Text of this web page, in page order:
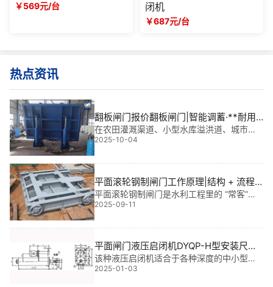
￥569元/台
闭机
￥687元/台
热点资讯
翻板闸门报价翻板闸门|智能调蓄·**耐用
的水利守护者
在农田灌溉渠道、小型水库溢洪道、城市景
观水系和山区河道治理中，翻板闸门正以低
的“隐形功臣”。它不仅实现自动启闭、调节水
位，更在*端天气下保障工程安全。翻板闸门
报价
2025-10-04
平面滚轮钢制闸门工作原理|结构 + 流程 +
实战案例
平面滚轮钢制闸门是水利工程里的 “常客”，
常用于灌溉渠、水库溢洪道、城市排涝泵站
等场景，凭借 “启闭省力、运行稳定” 的优
势，在中小水位差项目中广泛应用。做闸门
设计安装 多年，我常被问 “它到底怎么工作
的”，**就用通俗语言 + 实战案例，把平面滚
轮钢制闸门的工作原理说透，新手也能轻松
2025-09-11
平面闸门液压启闭机DYQP-H型安装尺寸
参数
该种液压启闭机适合于各种深度的中小型水
利、水电及市政工程的闸门，也可用于平面
2025-01-03